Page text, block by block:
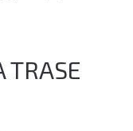
TRASE